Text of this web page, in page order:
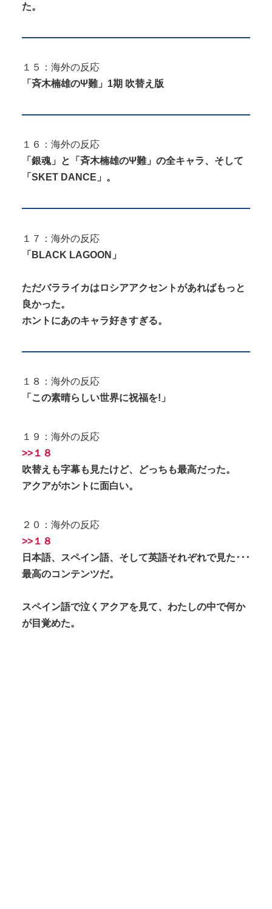
た。
１５：海外の反応
「斉木楠雄のΨ難」1期 吹替え版
１６：海外の反応
「銀魂」と「斉木楠雄のΨ難」の全キャラ、そして
「SKET DANCE」。
１７：海外の反応
「BLACK LAGOON」
ただバラライカはロシアアクセントがあればもっと
良かった。
ホントにあのキャラ好きすぎる。
１８：海外の反応
「この素晴らしい世界に祝福を!」
１９：海外の反応
>>１８
吹替えも字幕も見たけど、どっちも最高だった。
アクアがホントに面白い。
２０：海外の反応
>>１８
日本語、スペイン語、そして英語それぞれで見た･･･
最高のコンテンツだ。
スペイン語で泣くアクアを見て、わたしの中で何か
が目覚めた。